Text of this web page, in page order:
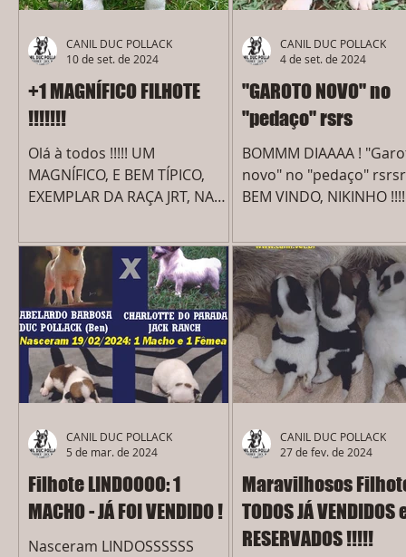
+1 MAGNÍFICO FILHOTE
!!!!!!!
Olá à todos !!!!! UM
MAGNÍFICO, E BEM TÍPICO,
EXEMPLAR DA RAÇA JRT, NA
LINDOOOOOOOO
D++++++++++ CANIL DUC
POLLACK...
CANIL DUC POLLACK
10 de set. de 2024
"GAROTO NOVO" no
"pedaço" rsrs
BOMMM DIAAAA !
novo" no "pedaço"
BEM VINDO, NIKINHO
www.canil.vet.br
CANIL DUC POLLACK
4 de set. de 2024
Filhote LINDOOOO: 1
MACHO - JÁ FOI VENDIDO !
Nasceram LINDOSSSSSS
CANIL DUC POLLACK
5 de mar. de 2024
Maravilhosos
TODOS JÁ VENDIDOS
RESERVADOS !!!!!
CANIL DUC POLLACK
27 de fev. de 2024